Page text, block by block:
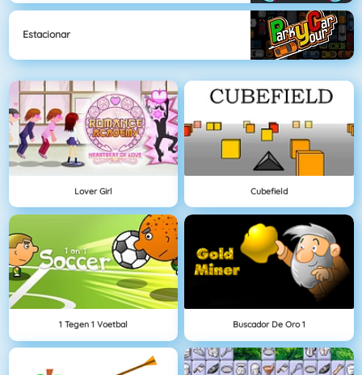
Estacionar
Lover Girl Cubefield
1 Tegen 1 Voetbal Buscador De Oro 1